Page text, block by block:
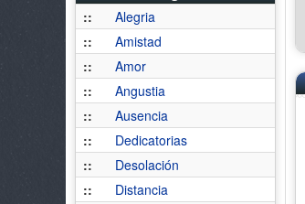
::
Alegria
::
Amistad
::
Amor
::
Angustia
::
Ausencia
::
Dedicatorias
::
Desolación
::
Distancia